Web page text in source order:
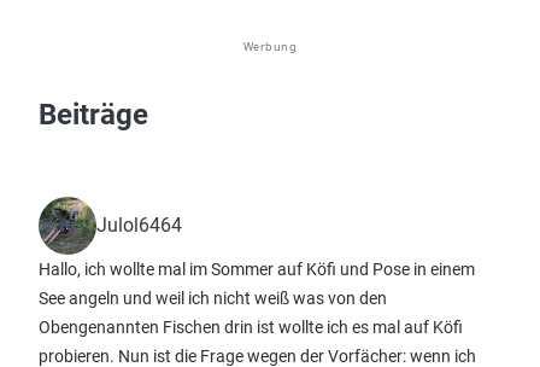
Werbung
Beiträge
Julol6464
Hallo, ich wollte mal im Sommer auf Köfi und Pose in einem
See angeln und weil ich nicht weiß was von den
Obengenannten Fischen drin ist wollte ich es mal auf Köfi
probieren. Nun ist die Frage wegen der Vorfächer: wenn ich